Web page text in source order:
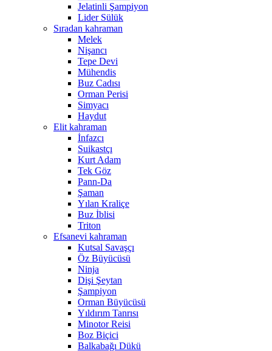
Jelatinli Şampiyon
Lider Sülük
Sıradan kahraman
Melek
Nişancı
Tepe Devi
Mühendis
Buz Cadısı
Orman Perisi
Simyacı
Haydut
Elit kahraman
İnfazcı
Suikastçı
Kurt Adam
Tek Göz
Pann-Da
Şaman
Yılan Kraliçe
Buz İblisi
Triton
Efsanevi kahraman
Kutsal Savaşçı
Öz Büyücüsü
Ninja
Dişi Şeytan
Şampiyon
Orman Büyücüsü
Yıldırım Tanrısı
Minotor Reisi
Boz Biçici
Balkabağı Dükü